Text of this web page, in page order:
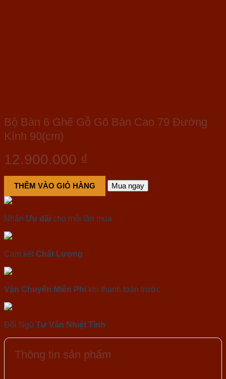
Bộ Bàn 6 Ghế Gỗ Gõ Bàn Cao 79 Đường
Kính 90(cm)
12.900.000 ₫
THÊM VÀO GIỎ HÀNG Mua ngay
Nhận Ưu đãi cho mỗi lần mua
Cam kết Chất Lượng
Vận Chuyển Miễn Phí khi thanh toán trước
Đội Ngũ Tư Vấn Nhiệt Tình
Thông tin sản phẩm